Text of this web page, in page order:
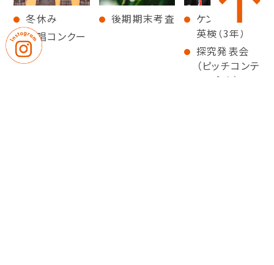
冬休み
合唱コンクー
ル
後期期末考査
ケンブリッジ
英検（3年）
探究発表会
（ピッチコンテ
スト含む）